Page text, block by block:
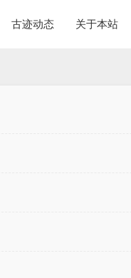
古迹动态 关于本站